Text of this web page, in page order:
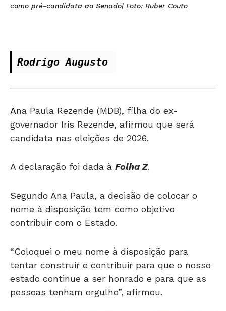
como pré-candidata ao Senado| Foto: Ruber Couto
Rodrigo Augusto
Ana Paula Rezende (MDB), filha do ex-
governador Iris Rezende, afirmou que será
candidata nas eleições de 2026.
A declaração foi dada à Folha Z.
Segundo Ana Paula, a decisão de colocar o
nome à disposição tem como objetivo
contribuir com o Estado.
“Coloquei o meu nome à disposição para
tentar construir e contribuir para que o nosso
estado continue a ser honrado e para que as
pessoas tenham orgulho”, afirmou.